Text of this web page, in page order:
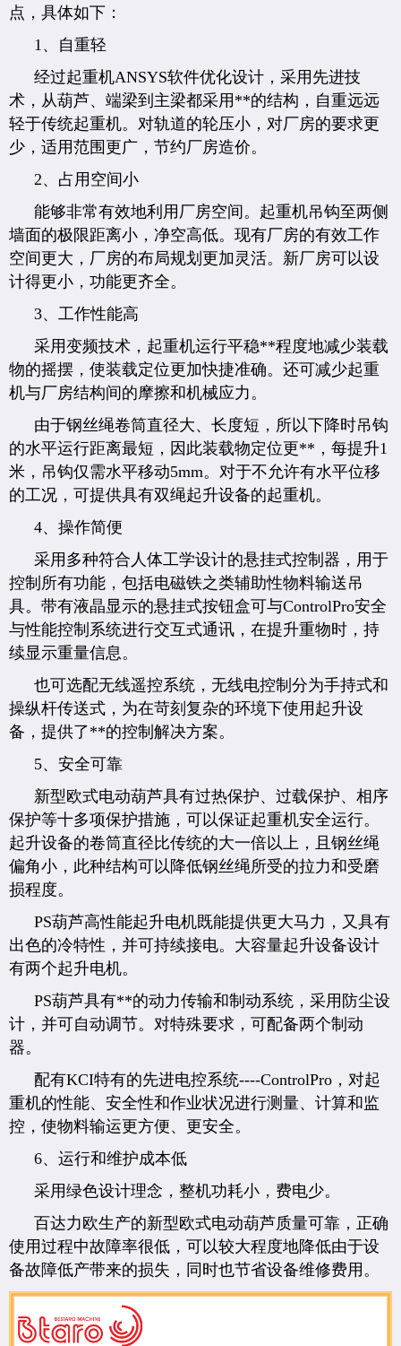
点，具体如下：
1、自重轻
经过起重机ANSYS软件优化设计，采用先进技
术，从葫芦、端梁到主梁都采用**的结构，自重远远
轻于传统起重机。对轨道的轮压小，对厂房的要求更
少，适用范围更广，节约厂房造价。
2、占用空间小
能够非常有效地利用厂房空间。起重机吊钩至两侧
墙面的极限距离小，净空高低。现有厂房的有效工作
空间更大，厂房的布局规划更加灵活。新厂房可以设
计得更小，功能更齐全。
3、工作性能高
采用变频技术，起重机运行平稳**程度地减少装载
物的摇摆，使装载定位更加快捷准确。还可减少起重
机与厂房结构间的摩擦和机械应力。
由于钢丝绳卷筒直径大、长度短，所以下降时吊钩
的水平运行距离最短，因此装载物定位更**，每提升1
米，吊钩仅需水平移动5mm。对于不允许有水平位移
的工况，可提供具有双绳起升设备的起重机。
4、操作简便
采用多种符合人体工学设计的悬挂式控制器，用于
控制所有功能，包括电磁铁之类辅助性物料输送吊
具。带有液晶显示的悬挂式按钮盒可与ControlPro安全
与性能控制系统进行交互式通讯，在提升重物时，持
续显示重量信息。
也可选配无线遥控系统，无线电控制分为手持式和
操纵杆传送式，为在苛刻复杂的环境下使用起升设
备，提供了**的控制解决方案。
5、安全可靠
新型欧式电动葫芦具有过热保护、过载保护、相序
保护等十多项保护措施，可以保证起重机安全运行。
起升设备的卷筒直径比传统的大一倍以上，且钢丝绳
偏角小，此种结构可以降低钢丝绳所受的拉力和受磨
损程度。
PS葫芦高性能起升电机既能提供更大马力，又具有
出色的冷特性，并可持续接电。大容量起升设备设计
有两个起升电机。
PS葫芦具有**的动力传输和制动系统，采用防尘设
计，并可自动调节。对特殊要求，可配备两个制动
器。
配有KCI特有的先进电控系统----ControlPro，对起
重机的性能、安全性和作业状况进行测量、计算和监
控，使物料输运更方便、更安全。
6、运行和维护成本低
采用绿色设计理念，整机功耗小，费电少。
百达力欧生产的新型欧式电动葫芦质量可靠，正确
使用过程中故障率很低，可以较大程度地降低由于设
备故障低产带来的损失，同时也节省设备维修费用。